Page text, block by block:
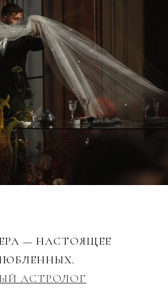
— НАСТОЯЩЕЕ
АСТРОЛОГ